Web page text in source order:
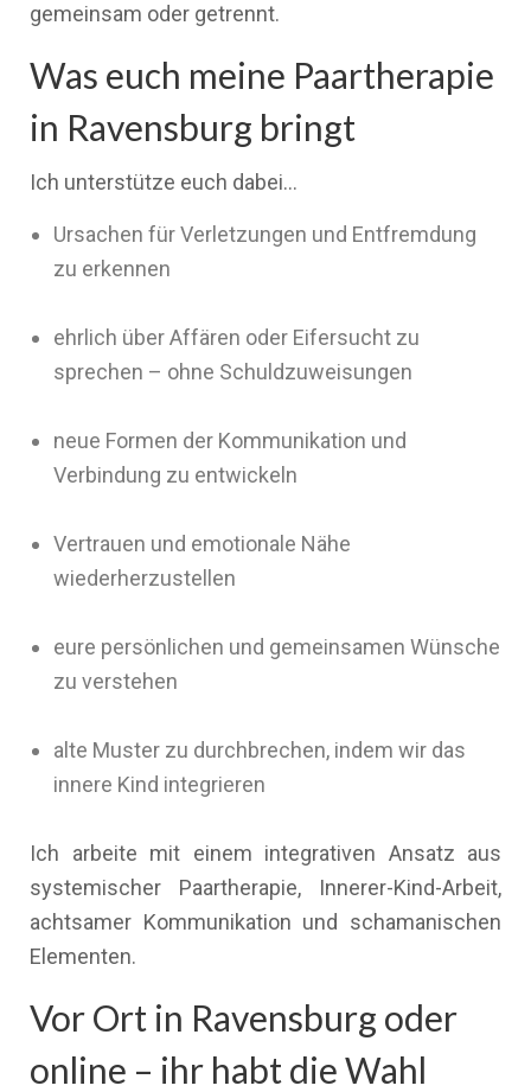
gemeinsam oder getrennt.
Was euch meine Paartherapie
in Ravensburg bringt
Ich unterstütze euch dabei…
Ursachen für Verletzungen und Entfremdung
zu erkennen
ehrlich über Affären oder Eifersucht zu
sprechen – ohne Schuldzuweisungen
neue Formen der Kommunikation und
Verbindung zu entwickeln
Vertrauen und emotionale Nähe
wiederherzustellen
eure persönlichen und gemeinsamen Wünsche
zu verstehen
alte Muster zu durchbrechen, indem wir das
innere Kind integrieren
Ich arbeite mit einem integrativen Ansatz aus
systemischer Paartherapie, Innerer-Kind-Arbeit,
achtsamer Kommunikation und schamanischen
Elementen.
Vor Ort in Ravensburg oder
online – ihr habt die Wahl